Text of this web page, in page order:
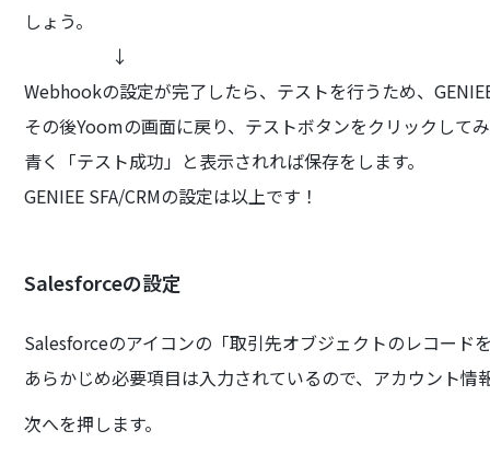
しょう。
↓
Webhookの設定が完了したら、テストを行うため、
その後Yoomの画面に戻り、テストボタンをクリックして
青く「テスト成功」と表示されれば保存をします。
GENIEE SFA/CRMの設定は以上です！
Salesforceの設定
Salesforceのアイコンの「取引先オブジェクトのレコード
あらかじめ必要項目は入力されているので、アカウント
次へを押します。